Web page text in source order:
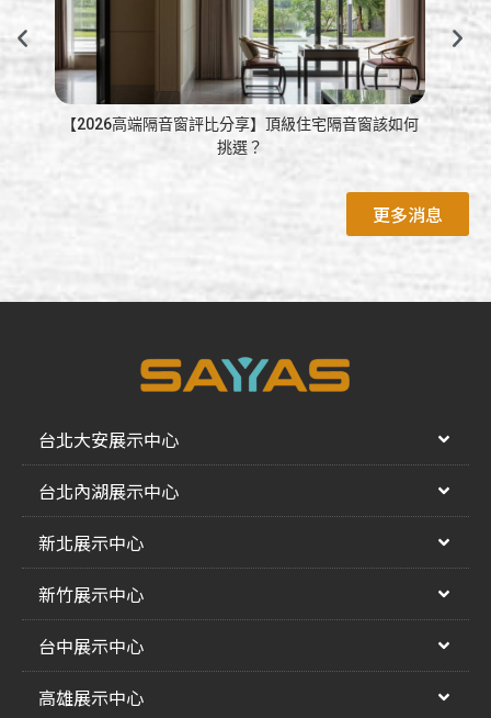
【2026高端隔音窗評比分享】頂級住宅隔音窗該如何
挑選？
更多消息
台北大安展示中心
台北內湖展示中心
新北展示中心
新竹展示中心
台中展示中心
高雄展示中心